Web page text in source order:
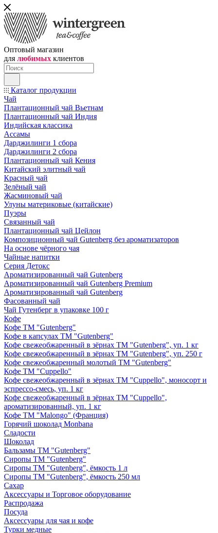
Оптовый магазин
для любимых клиентов
Каталог продукции
Чай
Плантационный чай Вьетнам
Плантационный чай Индия
Индийская классика
Ассамы
Дарджилинги 1 сбора
Дарджилинги 2 сбора
Плантационный чай Кения
Китайский элитный чай
Красный чай
Зелёный чай
Жасминовый чай
Улуны материковые (китайские)
Пуэры
Связанный чай
Плантационный чай Цейлон
Композиционный чай Gutenberg без ароматизаторов
На основе чёрного чая
Чайные напитки
Серия Детокс
Ароматизированный чай Gutenberg
Ароматизированный чай Gutenberg Premium
Ароматизированный чай Gutenberg
Фасованный чай
Чай Гутенберг в упаковке 100 г
Кофе
Кофе ТМ "Gutenberg"
Кофе в капсулах ТМ "Gutenberg"
Кофе свежеобжаренный в зёрнах ТМ "Gutenberg", уп. 1 кг
Кофе свежеобжаренный в зёрнах ТМ "Gutenberg", уп. 250 г
Кофе свежеобжаренный молотый ТМ "Gutenberg"
Кофе ТМ "Cuppello"
Кофе свежеобжаренный в зёрнах ТМ "Cuppello", моносорт и
эспрессо-смесь, уп. 1 кг
Кофе свежеобжаренный в зёрнах ТМ "Cuppello",
ароматизированный, уп. 1 кг
Кофе ТМ "Malongo" (Франция)
Горячий шоколад Monbana
Сладости
Шоколад
Бальзамы ТМ "Gutenberg"
Сиропы ТМ "Gutenberg"
Сиропы ТМ "Gutenberg", ёмкость 1 л
Сиропы ТМ "Gutenberg", ёмкость 250 мл
Сахар
Аксессуары и Торговое оборудование
Распродажа
Посуда
Аксессуары для чая и кофе
Турки медные